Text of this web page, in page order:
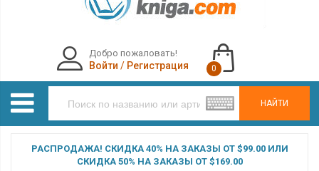
НАЙТИ
Добро пожаловать!
Войти / Регистрация 0
РАСПРОДАЖА! СКИДКА 40% НА ЗАКАЗЫ ОТ $99.00 ИЛИ
СКИДКА 50% НА ЗАКАЗЫ ОТ $169.00